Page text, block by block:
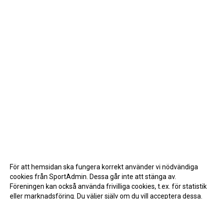
För att hemsidan ska fungera korrekt använder vi nödvändiga
cookies från SportAdmin. Dessa går inte att stänga av.
Föreningen kan också använda frivilliga cookies, t.ex. för statistik
eller marknadsföring. Du väljer själv om du vill acceptera dessa.